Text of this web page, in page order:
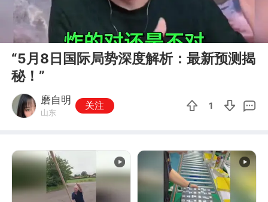
00:00
“5月8日国际局势深度解析：最新预测揭
秘！”
磨自明
山东
关注 1